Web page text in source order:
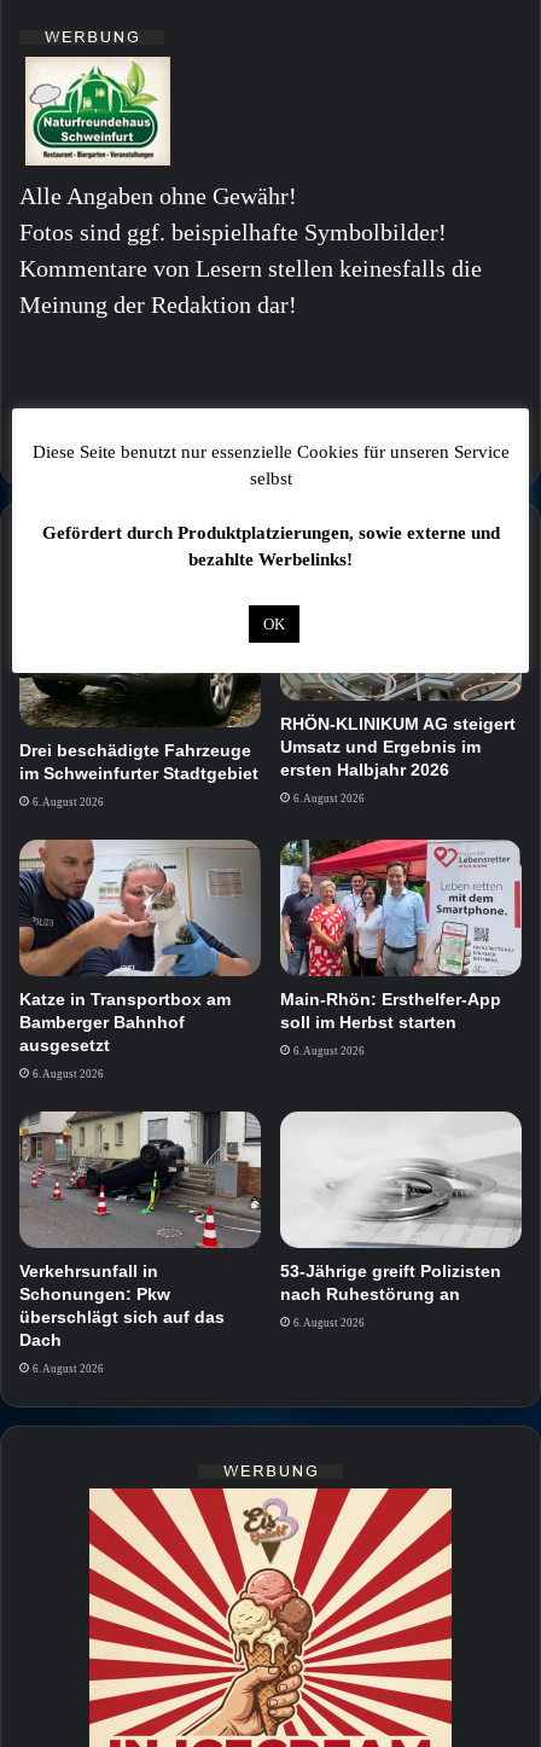
Alle Angaben ohne Gewähr!
Fotos sind ggf. beispielhafte Symbolbilder!
Kommentare von Lesern stellen keinesfalls die
Meinung der Redaktion dar!
Mehr
Drei beschädigte Fahrzeuge
im Schweinfurter Stadtgebiet
6. August 2026
RHÖN-KLINIKUM AG steigert
Umsatz und Ergebnis im
ersten Halbjahr 2026
6. August 2026
Katze in Transportbox am
Bamberger Bahnhof
ausgesetzt
6. August 2026
Main-Rhön: Ersthelfer-App
soll im Herbst starten
6. August 2026
Verkehrsunfall in
Schonungen: Pkw
überschlägt sich auf das
Dach
6. August 2026
53-Jährige greift Polizisten
nach Ruhestörung an
6. August 2026
Diese Seite benutzt nur essenzielle Cookies für unseren Service
selbst
Gefördert durch Produktplatzierungen, sowie externe und
bezahlte Werbelinks!
OK